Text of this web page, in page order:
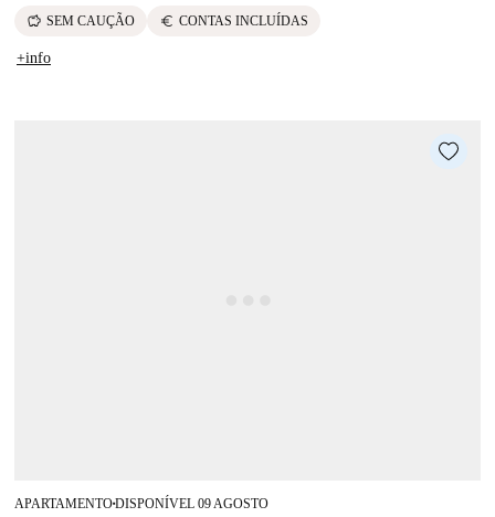
savings SEM CAUÇÃO euro CONTAS INCLUÍDAS
+info
APARTAMENTO■DISPONÍVEL 09 AGOSTO